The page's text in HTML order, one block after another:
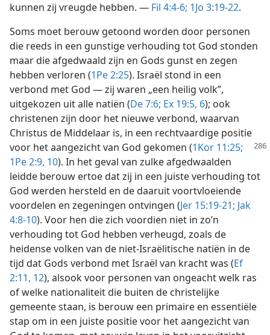
kunnen zij vreugde hebben. — Fil 4:4-6; 1Jo 3:19-22.
Soms moet berouw getoond worden door personen
die reeds in een gunstige verhouding tot God stonden
maar die afgedwaald zijn en Gods gunst en zegen
hebben verloren (1Pe 2:25). Israël stond in een
verbond met God — zij waren „een heilig volk”,
uitgekozen uit alle natiën (De 7:6; Ex 19:5, 6); ook
christenen zijn door het nieuwe verbond, waarvan
Christus de Middelaar is, in een rechtvaardige positie
voor het aangezicht van God gekomen (1Kor 11:25;
1Pe 2:9, 10). In het geval van zulke afgedwaalden
leidde berouw ertoe dat zij in een juiste verhouding tot
God werden hersteld en de daaruit voortvloeiende
voordelen en zegeningen ontvingen (Jer 15:19-21; Jak
4:8-10). Voor hen die zich voordien niet in zo’n
verhouding tot God hebben verheugd, zoals de
heidense volken van de niet-Israëlitische natiën in de
tijd dat Gods verbond met Israël van kracht was (Ef
2:11, 12), alsook voor personen van ongeacht welk ras
of welke nationaliteit die buiten de christelijke
gemeente staan, is berouw een primaire en essentiële
stap om in een juiste positie voor het aangezicht van